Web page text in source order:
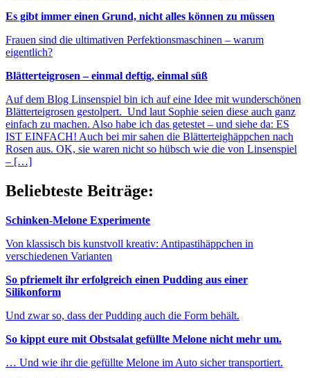
Es gibt immer einen Grund, nicht alles können zu müssen
Frauen sind die ultimativen Perfektionsmaschinen – warum
eigentlich?
Blätterteigrosen – einmal deftig, einmal süß
Auf dem Blog Linsenspiel bin ich auf eine Idee mit wunderschönen
Blätterteigrosen gestolpert. Und laut Sophie seien diese auch ganz
einfach zu machen. Also habe ich das getestet – und siehe da: ES
IST EINFACH! Auch bei mir sahen die Blätterteighäppchen nach
Rosen aus. OK, sie waren nicht so hübsch wie die von Linsenspiel
– […]
Beliebteste Beiträge:
Schinken-Melone Experimente
Von klassisch bis kunstvoll kreativ: Antipastihäppchen in
verschiedenen Varianten
So pfriemelt ihr erfolgreich einen Pudding aus einer
Silikonform
Und zwar so, dass der Pudding auch die Form behält.
So kippt eure mit Obstsalat gefüllte Melone nicht mehr um.
… Und wie ihr die gefüllte Melone im Auto sicher transportiert.